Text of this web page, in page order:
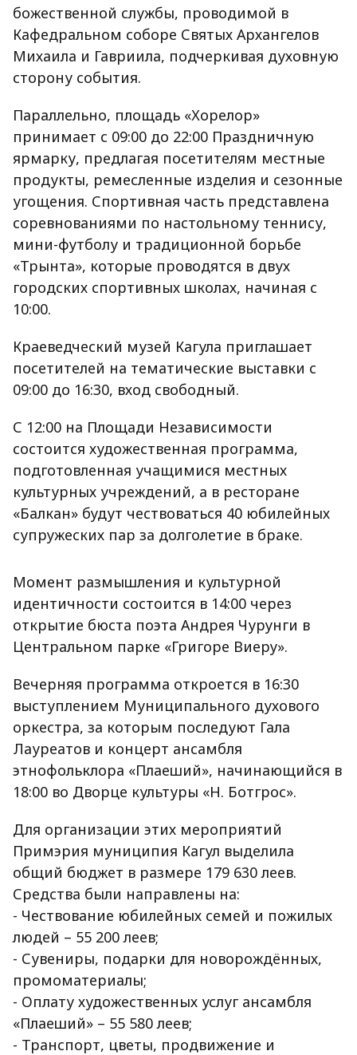
божественной службы, проводимой в
Кафедральном соборе Святых Архангелов
Михаила и Гавриила, подчеркивая духовную
сторону события.
Параллельно, площадь «Хорелор»
принимает с 09:00 до 22:00 Праздничную
ярмарку, предлагая посетителям местные
продукты, ремесленные изделия и сезонные
угощения. Спортивная часть представлена
соревнованиями по настольному теннису,
мини-футболу и традиционной борьбе
«Трынта», которые проводятся в двух
городских спортивных школах, начиная с
10:00.
Краеведческий музей Кагула приглашает
посетителей на тематические выставки с
09:00 до 16:30, вход свободный.
С 12:00 на Площади Независимости
состоится художественная программа,
подготовленная учащимися местных
культурных учреждений, а в ресторане
«Балкан» будут чествоваться 40 юбилейных
супружеских пар за долголетие в браке.
Момент размышления и культурной
идентичности состоится в 14:00 через
открытие бюста поэта Андрея Чурунги в
Центральном парке «Григоре Виеру».
Вечерняя программа откроется в 16:30
выступлением Муниципального духового
оркестра, за которым последуют Гала
Лауреатов и концерт ансамбля
этнофольклора «Плаеший», начинающийся в
18:00 во Дворце культуры «Н. Ботгрос».
Для организации этих мероприятий
Примэрия муниципия Кагул выделила
общий бюджет в размере 179 630 леев.
Средства были направлены на:
- Чествование юбилейных семей и пожилых
людей – 55 200 леев;
- Сувениры, подарки для новорождённых,
промоматериалы;
- Оплату художественных услуг ансамбля
«Плаеший» – 55 580 леев;
- Транспорт, цветы, продвижение и